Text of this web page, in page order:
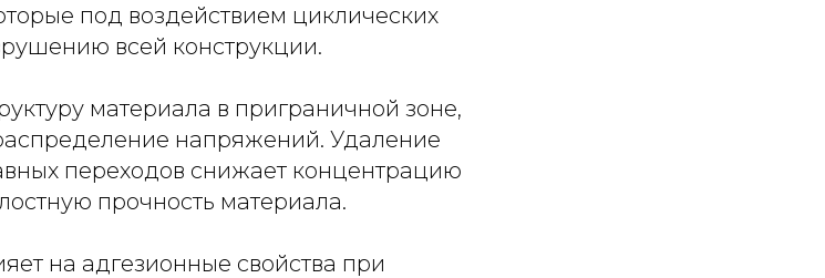
под воздействием циклических
всей конструкции.
материала в приграничной зоне,
напряжений. Удаление
переходов снижает концентрацию
прочность материала.
на адгезионные свойства при